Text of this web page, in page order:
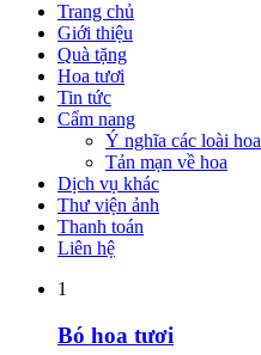
Trang chủ
Giới thiệu
Quà tặng
Hoa tươi
Tin tức
Cẩm nang
Ý nghĩa các loài hoa
Tản mạn về hoa
Dịch vụ khác
Thư viện ảnh
Thanh toán
Liên hệ
1
Bó hoa tươi